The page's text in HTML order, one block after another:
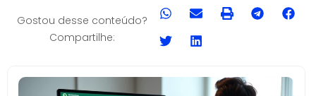
Gostou desse conteúdo?
Compartilhe: